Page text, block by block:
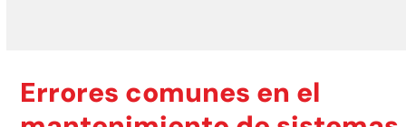
Errores comunes en el